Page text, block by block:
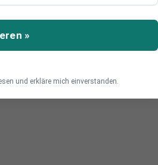
»
und erkläre mich einverstanden.